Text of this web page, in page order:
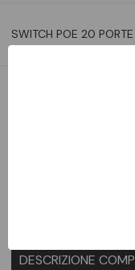
SWITCH POE 20
DESCRIZIONE